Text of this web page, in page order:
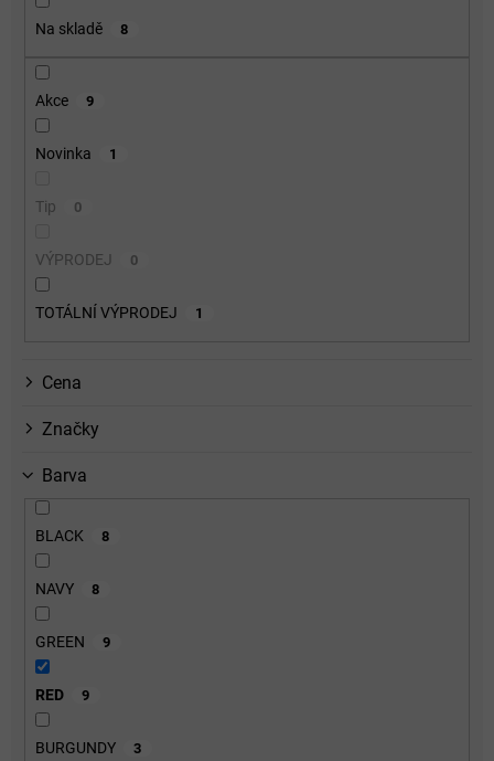
Na skladě 8
Akce 9
Novinka 1
Tip 0
VÝPRODEJ 0
TOTÁLNÍ VÝPRODEJ 1
Cena
Značky
Barva
BLACK 8
NAVY 8
GREEN 9
RED 9
BURGUNDY 3